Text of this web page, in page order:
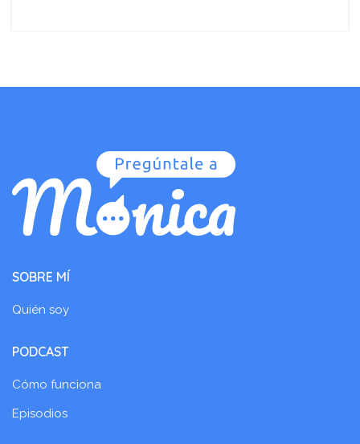
SOBRE MÍ
Quién soy
PODCAST
Cómo funciona
Episodios